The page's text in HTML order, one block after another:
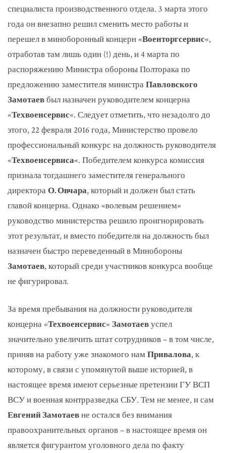
специалиста производственного отдела. 3 марта этого
года он внезапно решил сменить место работы и
перешел в миноборонный концерн «Военторгсервис«,
отработав там лишь один (!) день, и 4 марта по
распоряжению Министра обороны Полторака по
предложению заместителя министраПавловского
Замотаевбыл назначен руководителем концерна
«Техвоенсервис«. Следует отметить, что незадолго до
этого, 22 февраля 2016 года, Министерство провело
профессиональный конкурс на должность руководителя
«Техвоенсервиса«. Победителем конкурса комиссия
признала тогдашнего заместителя генерального
директораО. Овчара, который и должен был стать
главой концерна. Однако «волевым решением»
руководство министерства решило проигнорировать
этот результат, и вместо победителя на должность был
назначен быстро переведенный в Минобороны
Замотаев, который среди участников конкурса вообще
не фигурировал.
За время пребывания на должности руководителя
концерна «Техвоенсервис»Замотаевуспел
значительно увеличить штат сотрудников – в том числе,
приняв на работу уже знакомого намПривалова, к
которому, в связи с упомянутой выше историей, в
настоящее время имеют серьезные претензии ГУ ВСП
ВСУ и военная контрразведка СБУ. Тем не менее, и сам
Евгений Замотаевне остался без внимания
правоохранительных органов – в настоящее время он
является фигурантом уголовного дела по факту